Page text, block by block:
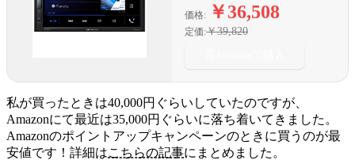
応ディスプレイオーディオの
エントリーモデル
価格: ￥36,508
定価:￥39,820
私が買ったときは40,000円ぐらいしていたのですが、
Amazonにて最近は35,000円ぐらいに落ち着いてきました。
Amazonのポイントアップキャンペーンのときに買うのが最
安値です！詳細はこちらの記事にまとめました。